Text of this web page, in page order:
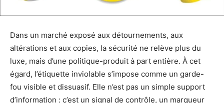
Dans un marché exposé aux détournements, aux
altérations et aux copies, la sécurité ne relève plus du
luxe, mais d’une politique-produit à part entière. À cet
égard, l’étiquette inviolable s’impose comme un garde-
fou visible et dissuasif. Elle n’est pas un simple support
d’information : c’est un signal de contrôle, un marqueur